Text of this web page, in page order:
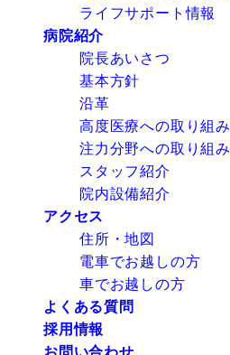
ライフサポート情報
病院紹介
院長あいさつ
基本方針
沿革
高度医療への取り組み
注力分野への取り組み
スタッフ紹介
院内設備紹介
アクセス
住所・地図
電車でお越しの方
車でお越しの方
よくある質問
採用情報